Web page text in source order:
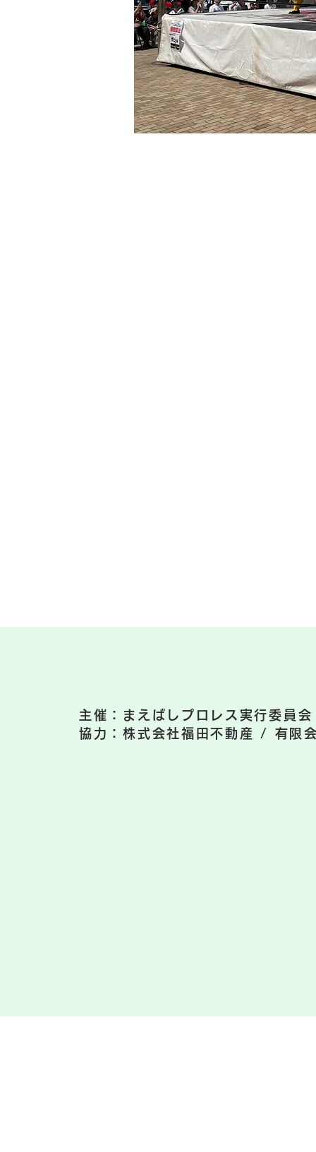
主催：まえばしプロレス実行委員会
協力：株式会社福田不動産 / 有限